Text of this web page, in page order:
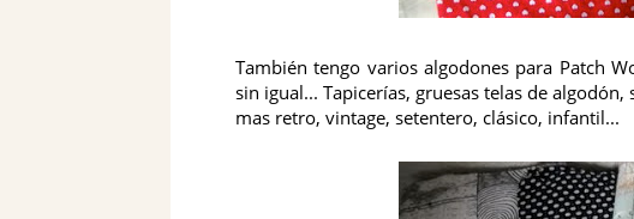
También tengo varios algodones para Patch
sin igual... Tapicerías, gruesas telas de
mas retro, vintage, setentero, clásico, infantil...